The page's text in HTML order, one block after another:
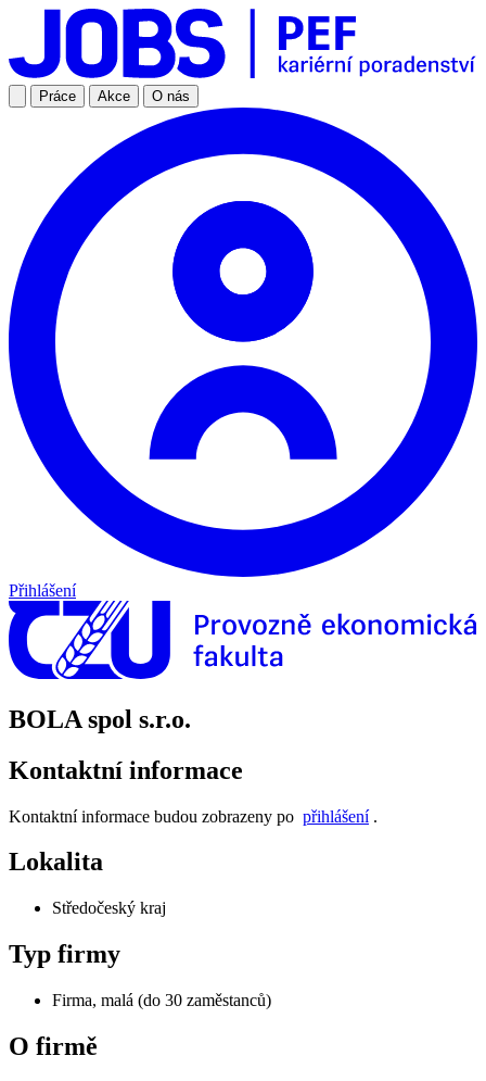
Práce Akce O nás
Přihlášení
BOLA spol s.r.o.
Kontaktní informace
Kontaktní informace budou zobrazeny po přihlášení.
Lokalita
Středočeský kraj
Typ firmy
Firma, malá (do 30 zaměstanců)
O firmě